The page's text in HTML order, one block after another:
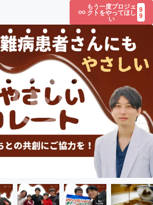
もう一度プロジェ
クトをやってほし
い
9
9